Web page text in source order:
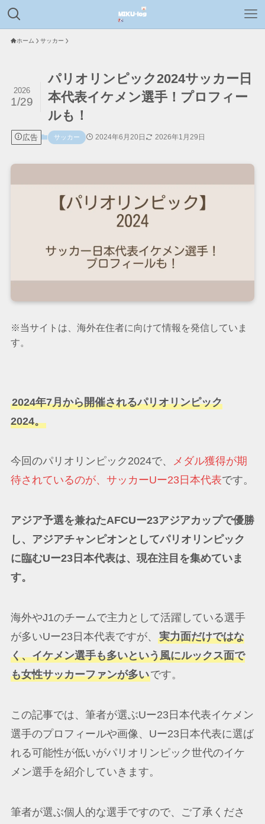
ホーム サッカー
パリオリンピック2024サッカー日
本代表イケメン選手！プロフィー
ルも！
2026
1/29
広告 サッカー 2024年6月20日 2026年1月29日
※当サイトは、海外在住者に向けて情報を発信していま
す。
2024年7月から開催されるパリオリンピック
2024。
今回のパリオリンピック2024で、
メダル獲得が期
待されているのが、サッカーUー23日本代表です。
アジア予選を兼ねたAFCUー23アジアカップで優勝
し、アジアチャンピオンとしてパリオリンピック
に臨むUー23日本代表は、現在注目を集めていま
す。
海外やJ1のチームで主力として活躍している選手
が多いUー23日本代表ですが、 実力面だけではな
く、イケメン選手も多いという風にルックス面で
も女性サッカーファンが多いです。
この記事では、筆者が選ぶUー23日本代表イケメン
選手のプロフィールや画像、Uー23日本代表に選ば
れる可能性が低いがパリオリンピック世代のイケ
メン選手を紹介していきます。
筆者が選ぶ個人的な選手ですので、ご了承くださ